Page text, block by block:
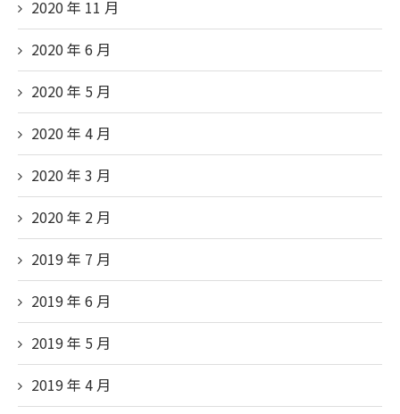
2020 年 11 月
2020 年 6 月
2020 年 5 月
2020 年 4 月
2020 年 3 月
2020 年 2 月
2019 年 7 月
2019 年 6 月
2019 年 5 月
2019 年 4 月